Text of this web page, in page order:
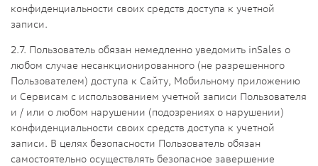
конфиденциальности своих средств доступа к учетной
записи.
2.7. Пользователь обязан немедленно уведомить inSales о
любом случае несанкционированного (не разрешенного
Пользователем) доступа к Сайту, Мобильному приложению
и Сервисам с использованием учетной записи Пользователя
и / или о любом нарушении (подозрениях о нарушении)
конфиденциальности своих средств доступа к учетной
записи. В целях безопасности Пользователь обязан
самостоятельно осуществлять безопасное завершение